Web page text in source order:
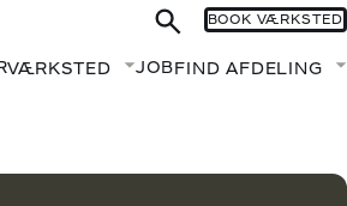
VÆRKSTED Fold undermenu ud
JOB FIND AFDELING
BOOK VÆRKSTED